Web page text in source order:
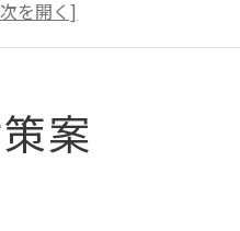
ストレッチで和らげるには
の方が知るべきセルフケア
経痛ケア
でできる対策を解説
案